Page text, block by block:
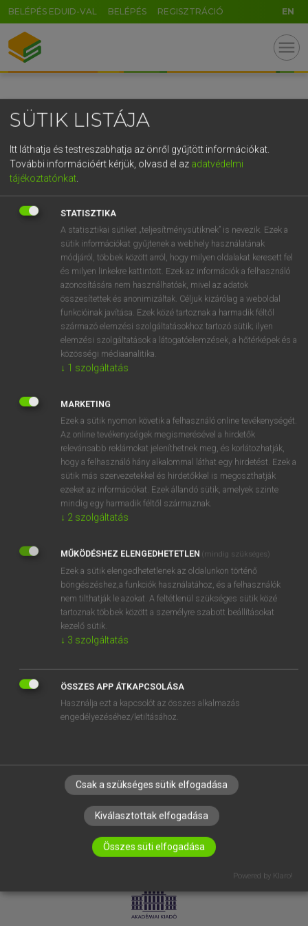
BELÉPÉS EDUID-VAL BELÉPÉS REGISZTRÁCIÓ EN
menu
OOOOPS!
SZOTAR.NET APPLIKÁCIÓ
MICROSOFT OFFICE BŐVÍTMÉNY
BEÉPÜLŐ SZÓTÁRMODUL
ONLINE NYELVVIZSGA
EGYÉNI FELHASZNÁLÓKNAK
TANULÓKNAK
OKTATÁSI INTÉZMÉNYEKNEK
VÁLLALATI MEGOLDÁSOK
RÓLUNK
ELÉRHETŐSÉG
SÜTI BEÁLLÍTÁSOK
LICENCSZERZŐDÉS ADATVÉDELEM
SÜTIK LISTÁJA
Itt láthatja és testreszabhatja az önről gyűjtött információkat.
További információért kérjük, olvasd el az adatvédelmi
tájékoztatónkat
STATISZTIKA
A statisztikai sütiket „teljesítménysütiknek” is nevezik. Ezek a
sütik információkat gyűjtenek a webhely használatának
módjáról, többek között arról, hogy milyen oldalakat keresett fel
és milyen linkekre kattintott. Ezek az információk a felhasználó
azonosítására nem használhatóak, mivel az adatok
összesítettek és anonimizáltak. Céljuk kizárólag a weboldal
funkcióinak javítása. Ezek közé tartoznak a harmadik féltől
származó elemzési szolgáltatásokhoz tartozó sütik; ilyen
elemzési szolgáltatások a látogatóelemzések, a hőtérképek és a
közösségi médiaanalitika.
↓ 1 szolgáltatás
MARKETING
Ezek a sütik nyomon követik a felhasználó online tevékenységét.
Az online tevékenységek megismerésével a hirdetők
relevánsabb reklámokat jeleníthetnek meg, és korlátozhatják,
hogy a felhasználó hány alkalommal láthat egy hirdetést. Ezek a
sütik más szervezetekkel és hirdetőkkel is megoszthatják
ezeket az információkat. Ezek állandó sütik, amelyek szinte
mindig egy harmadik féltől származnak.
↓ 2 szolgáltatás
MŰKÖDÉSHEZ ELENGEDHETETLEN (mindig szükséges)
Ezek a sütik elengedhetetlenek az oldalunkon történő
böngészéshez,a funkciók használatához, és a felhasználók
nem tilthatják le azokat. A feltétlenül szükséges sütik közé
tartoznak többek között a személyre szabott beállításokat
kezelő sütik.
↓ 3 szolgáltatás
ÖSSZES APP ÁTKAPCSOLÁSA
Használja ezt a kapcsolót az összes alkalmazás
engedélyezéséhez/letiltásához.
Csak a szükséges sütik elfogadása
Kiválasztottak elfogadása
Összes süti elfogadása
Powered by Klaro!
GR
5
g h k l
v b n m , . - AltGr